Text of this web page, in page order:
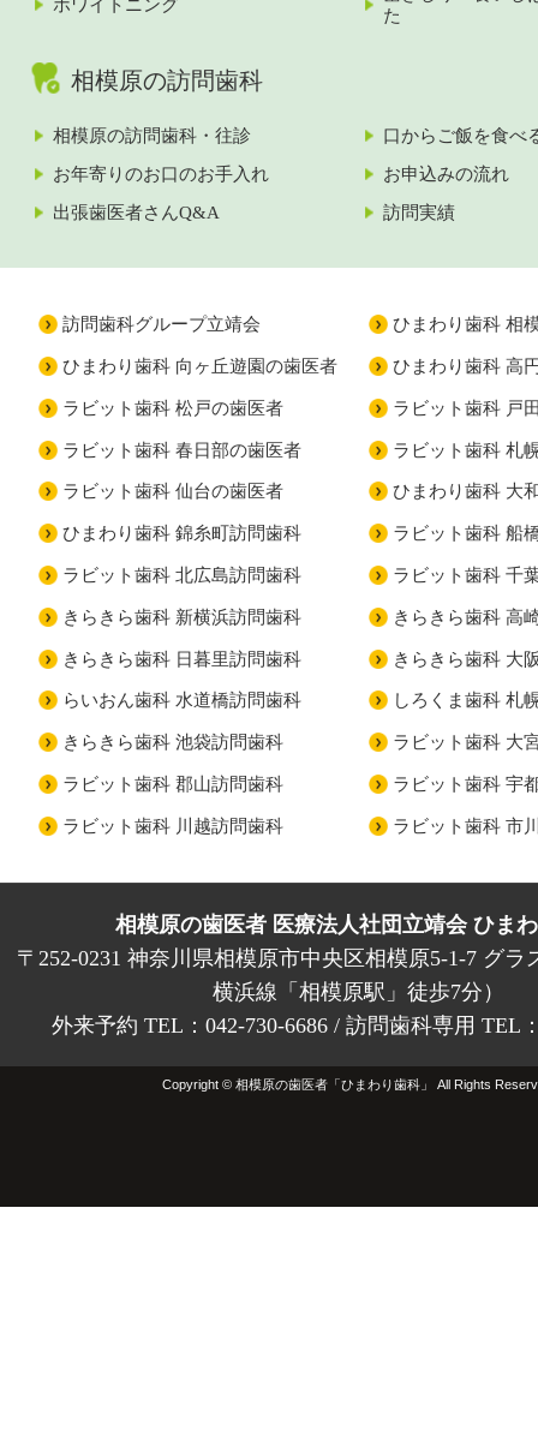
ホワイトニング
た
相模原の訪問歯科
相模原の訪問歯科・往診
口からご飯を食べ
お年寄りのお口のお手入れ
お申込みの流れ
出張歯医者さんQ&A
訪問実績
訪問歯科グループ立靖会 ひまわり歯科 相
ひまわり歯科 向ヶ丘遊園の歯医者 ひまわり歯科 高
ラビット歯科 松戸の歯医者 ラビット歯科 戸
ラビット歯科 春日部の歯医者 ラビット歯科 札
ラビット歯科 仙台の歯医者 ひまわり歯科 大
ひまわり歯科 錦糸町訪問歯科 ラビット歯科 船
ラビット歯科 北広島訪問歯科 ラビット歯科 千
きらきら歯科 新横浜訪問歯科 きらきら歯科 高
きらきら歯科 日暮里訪問歯科 きらきら歯科 大
らいおん歯科 水道橋訪問歯科 しろくま歯科 札
きらきら歯科 池袋訪問歯科 ラビット歯科 大
ラビット歯科 郡山訪問歯科 ラビット歯科 宇
ラビット歯科 川越訪問歯科 ラビット歯科 市
相模原の歯医者 医療法人社団立靖会 ひま
〒252-0231 神奈川県相模原市中央区相模原5-1-7 グラ
横浜線「相模原駅」徒歩7分）
外来予約 TEL：042-730-6686 / 訪問歯科専用 TEL
Copyright © 相模原の歯医者「ひまわり歯科」 All Rights